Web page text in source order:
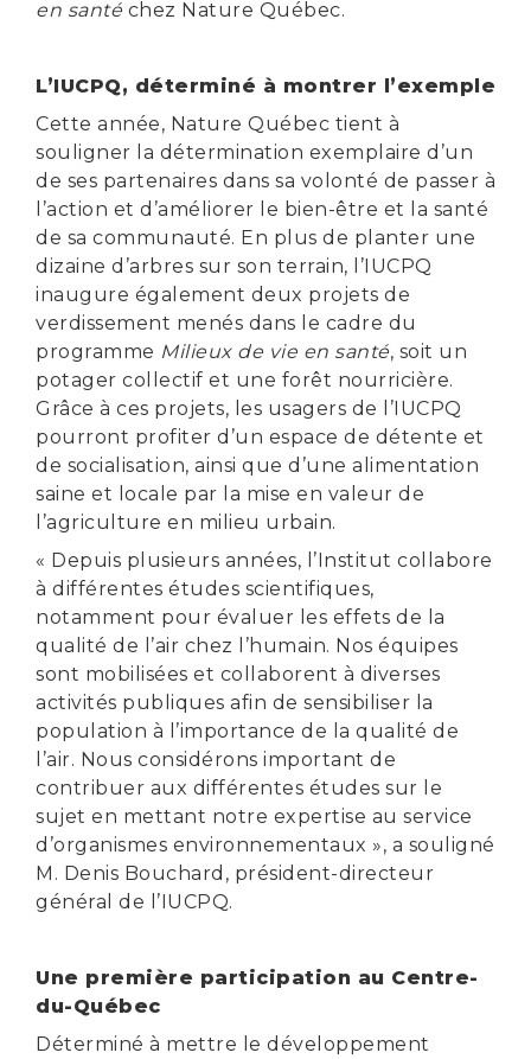
en santé chez Nature Québec.
L’IUCPQ, déterminé à montrer l’exemple
Cette année, Nature Québec tient à
souligner la détermination exemplaire d’un
de ses partenaires dans sa volonté de passer à
l’action et d’améliorer le bien-être et la santé
de sa communauté. En plus de planter une
dizaine d’arbres sur son terrain, l’IUCPQ
inaugure également deux projets de
verdissement menés dans le cadre du
programme Milieux de vie en santé, soit un
potager collectif et une forêt nourricière.
Grâce à ces projets, les usagers de l’IUCPQ
pourront profiter d’un espace de détente et
de socialisation, ainsi que d’une alimentation
saine et locale par la mise en valeur de
l’agriculture en milieu urbain.
« Depuis plusieurs années, l’Institut collabore
à différentes études scientifiques,
notamment pour évaluer les effets de la
qualité de l’air chez l’humain. Nos équipes
sont mobilisées et collaborent à diverses
activités publiques afin de sensibiliser la
population à l’importance de la qualité de
l’air. Nous considérons important de
contribuer aux différentes études sur le
sujet en mettant notre expertise au service
d’organismes environnementaux », a souligné
M. Denis Bouchard, président-directeur
général de l’IUCPQ.
Une première participation au Centre-
du-Québec
Déterminé à mettre le développement